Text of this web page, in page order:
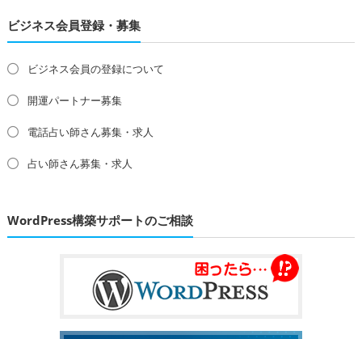
ビジネス会員登録・募集
ビジネス会員の登録について
開運パートナー募集
電話占い師さん募集・求人
占い師さん募集・求人
WordPress構築サポートのご相談